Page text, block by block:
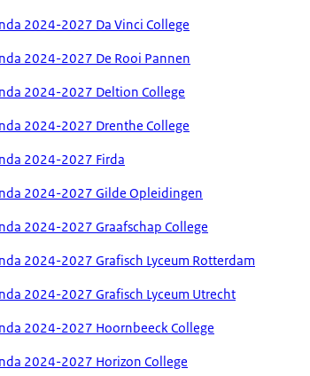
2024-2027 Da Vinci College
2024-2027 De Rooi Pannen
2024-2027 Deltion College
2024-2027 Drenthe College
2024-2027 Firda
2024-2027 Gilde Opleidingen
2024-2027 Graafschap College
2024-2027 Grafisch Lyceum Rotterdam
2024-2027 Grafisch Lyceum Utrecht
2024-2027 Hoornbeeck College
2024-2027 Horizon College